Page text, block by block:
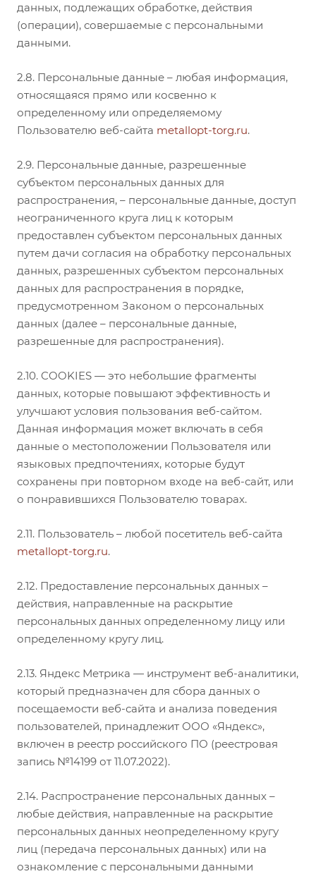
данных, подлежащих обработке, действия
(операции), совершаемые с персональными
данными.
2.8. Персональные данные – любая информация,
относящаяся прямо или косвенно к
определенному или определяемому
Пользователю веб-сайта metallopt-torg.ru.
2.9. Персональные данные, разрешенные
субъектом персональных данных для
распространения, – персональные данные, доступ
неограниченного круга лиц к которым
предоставлен субъектом персональных данных
путем дачи согласия на обработку персональных
данных, разрешенных субъектом персональных
данных для распространения в порядке,
предусмотренном Законом о персональных
данных (далее – персональные данные,
разрешенные для распространения).
2.10. COOKIES — это небольшие фрагменты
данных, которые повышают эффективность и
улучшают условия пользования веб-сайтом.
Данная информация может включать в себя
данные о местоположении Пользователя или
языковых предпочтениях, которые будут
сохранены при повторном входе на веб-сайт, или
о понравившихся Пользователю товарах.
2.11. Пользователь – любой посетитель веб-сайта
metallopt-torg.ru.
2.12. Предоставление персональных данных –
действия, направленные на раскрытие
персональных данных определенному лицу или
определенному кругу лиц.
2.13. Яндекс Метрика — инструмент веб-аналитики,
который предназначен для сбора данных о
посещаемости веб-сайта и анализа поведения
пользователей, принадлежит ООО «Яндекс»,
включен в реестр российского ПО (реестровая
запись №14199 от 11.07.2022).
2.14. Распространение персональных данных –
любые действия, направленные на раскрытие
персональных данных неопределенному кругу
лиц (передача персональных данных) или на
ознакомление с персональными данными